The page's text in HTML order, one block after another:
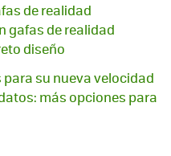
de realidad
gafas de realidad
diseño
para su nueva velocidad
más opciones para